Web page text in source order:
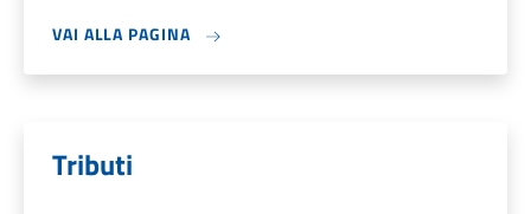
VAI ALLA PAGINA
Tributi